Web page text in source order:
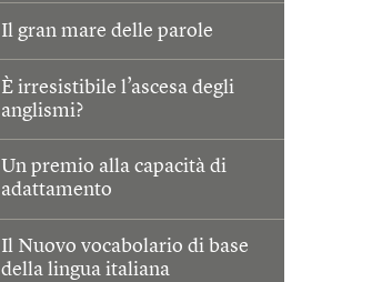
Il gran mare delle parole
È irresistibile l’ascesa degli
anglismi?
Un premio alla capacità di
adattamento
Il Nuovo vocabolario di base
della lingua italiana